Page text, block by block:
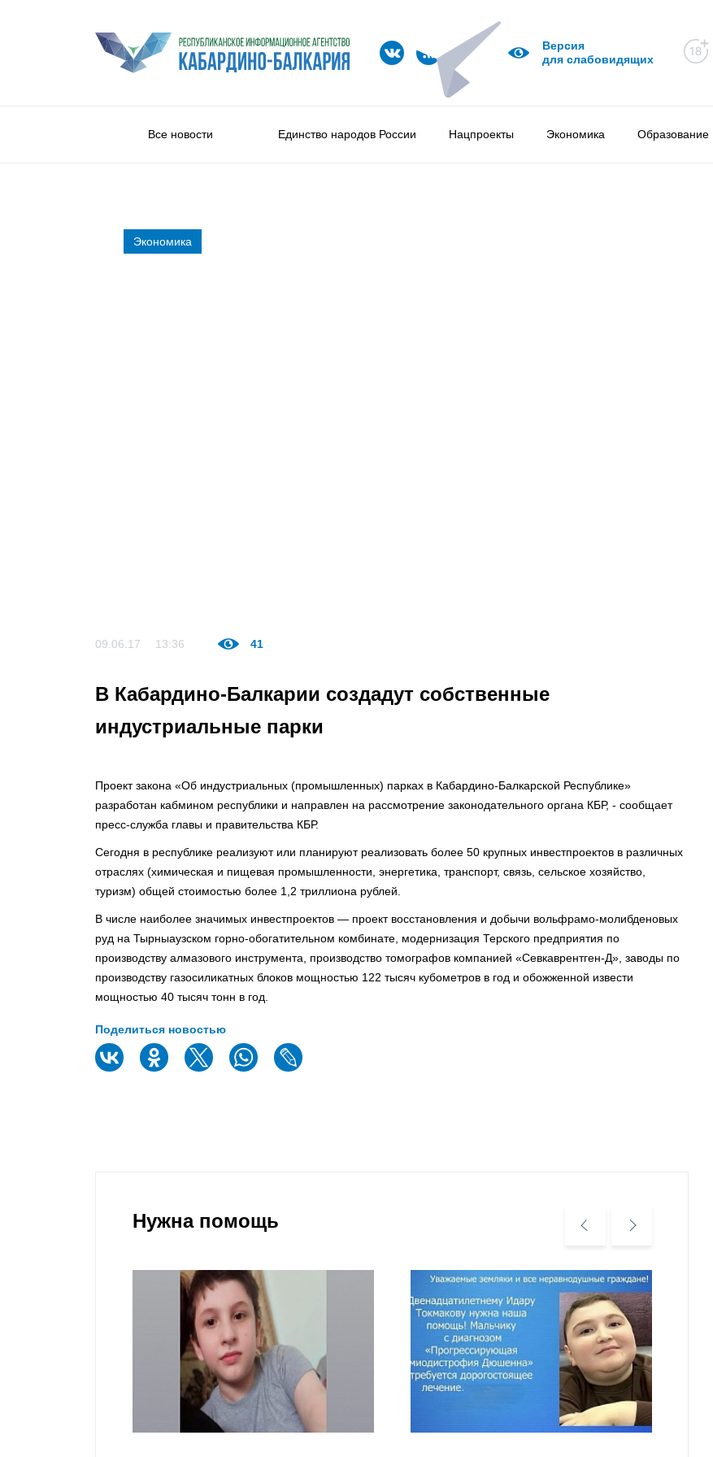
Версия
для слабовидящих
Все новости Единство народов России Нацпроекты Экономика Образование
Экономика
09.06.17 13:36 41
В Кабардино-Балкарии создадут собственные
индустриальные парки
Проект закона «Об индустриальных (промышленных) парках в Кабардино-Балкарской Республике»
разработан кабмином республики и направлен на рассмотрение законодательного органа КБР, - сообщает
пресс-служба главы и правительства КБР.
Сегодня в республике реализуют или планируют реализовать более 50 крупных инвестпроектов в различных
отраслях (химическая и пищевая промышленности, энергетика, транспорт, связь, сельское хозяйство,
туризм) общей стоимостью более 1,2 триллиона рублей.
В числе наиболее значимых инвестпроектов — проект восстановления и добычи вольфрамо-молибденовых
руд на Тырныаузском горно-обогатительном комбинате, модернизация Терского предприятия по
производству алмазового инструмента, производство томографов компанией «Севкаврентген-Д», заводы по
производству газосиликатных блоков мощностью 122 тысяч кубометров в год и обожженной извести
мощностью 40 тысяч тонн в год.
Поделиться новостью
Нужна помощь